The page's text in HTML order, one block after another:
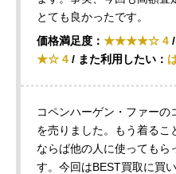
とても良かったです。
価格満足度： ★★★★☆ 4
★☆ 4 / また利用したい：
コペンハーゲン・ファーの
を売りました。もう着るこ
ならば他の人に使ってもら
す。今回はBEST買取に買